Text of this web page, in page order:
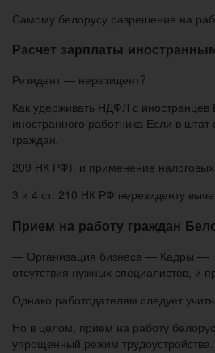
Самому белорусу разрешение на
Расчет зарплаты
Резидент — нерезидент?
Как удерживать НДФЛ с
иностранного работника Если в
граждан.
209 НК РФ), и применение
3 и 4 ст. 210 НК РФ нерезиденту
Прием на работу граждан
— Организация бизнеса — Кадры —
отсутствия нужных специалистов, и
Однако работодателям следует
Но в целом, прием на работу
упрощенный режим